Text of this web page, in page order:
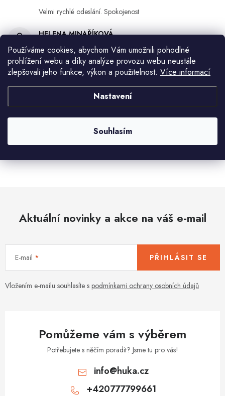
Používáme cookies, abychom Vám umožnili pohodlné
prohlížení webu a díky analýze provozu webu neustále
zlepšovali jeho funkce, výkon a použitelnost. Více informací
Nastavení
Souhlasím
Velmi rychlé odeslání. Spokojenost
HELENA MINAŘÍKOVÁ
5.8.2026
Je sice větší ale vypadá dobře
Ivana Mimrackova
4.8.2026
Jaroslav Kováč
2.8.2026
Aktuální novinky a akce na váš e-mail
E-mail
Vložením e-mailu souhlasíte s podmínkami ochrany osobních údajů
PŘIHLÁSIT SE
Pomůžeme vám s výběrem
Potřebujete s něčím poradit? Jsme tu pro vás!
info@huka.cz
+420777799661